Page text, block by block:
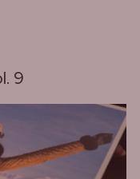
9